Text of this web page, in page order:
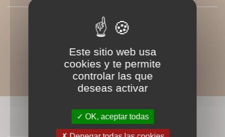
LIVRES ASSOCIÉS
Este sitio web usa
cookies y te permite
controlar las que
deseas activar
OK, aceptar todas